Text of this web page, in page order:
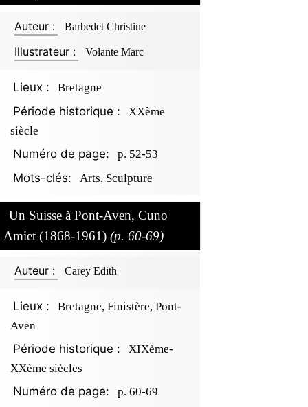
Auteur : Barbedet Christine
Illustrateur : Volante Marc
Lieux : Bretagne
Période historique :
XXème
siècle
Numéro de page: p. 52-53
Mots-clés: Arts, Sculpture
Un Suisse à Pont-Aven, Cuno
Amiet (1868-1961) (p. 60-69)
Auteur : Carey Edith
Lieux :
Bretagne, Finistère, Pont-
Aven
Période historique :
XIXème-
XXème siècles
Numéro de page: p. 60-69